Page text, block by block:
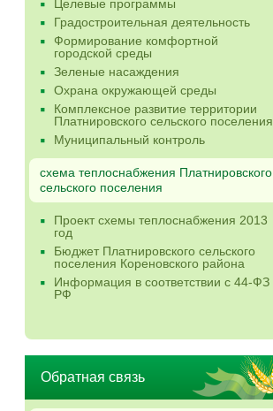
Целевые программы
Градостроительная деятельность
Формирование комфортной
городской среды
Зеленые насаждения
Охрана окружающей среды
Комплексное развитие территории
Платнировского сельского поселения
Муниципальный контроль
схема теплоснабжения Платнировского
сельского поселения
Проект схемы теплоснабжения 2013
год
Бюджет Платнировского сельского
поселения Кореновского района
Информация в соответствии с 44-ФЗ
РФ
Обратная связь